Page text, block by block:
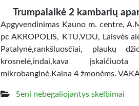
Trumpalaikė 2 kambarių
Apgyvendinimas Kauno m. centre,
pc AKROPOLIS, KTU,VDU, Laisvės
Patalynė,rankšluosčiai, plaukų
krosnelė,indai,kava
mikrobanginė.Kaina 4 žmonėms.
Seni nebegaliojantys skelbimai